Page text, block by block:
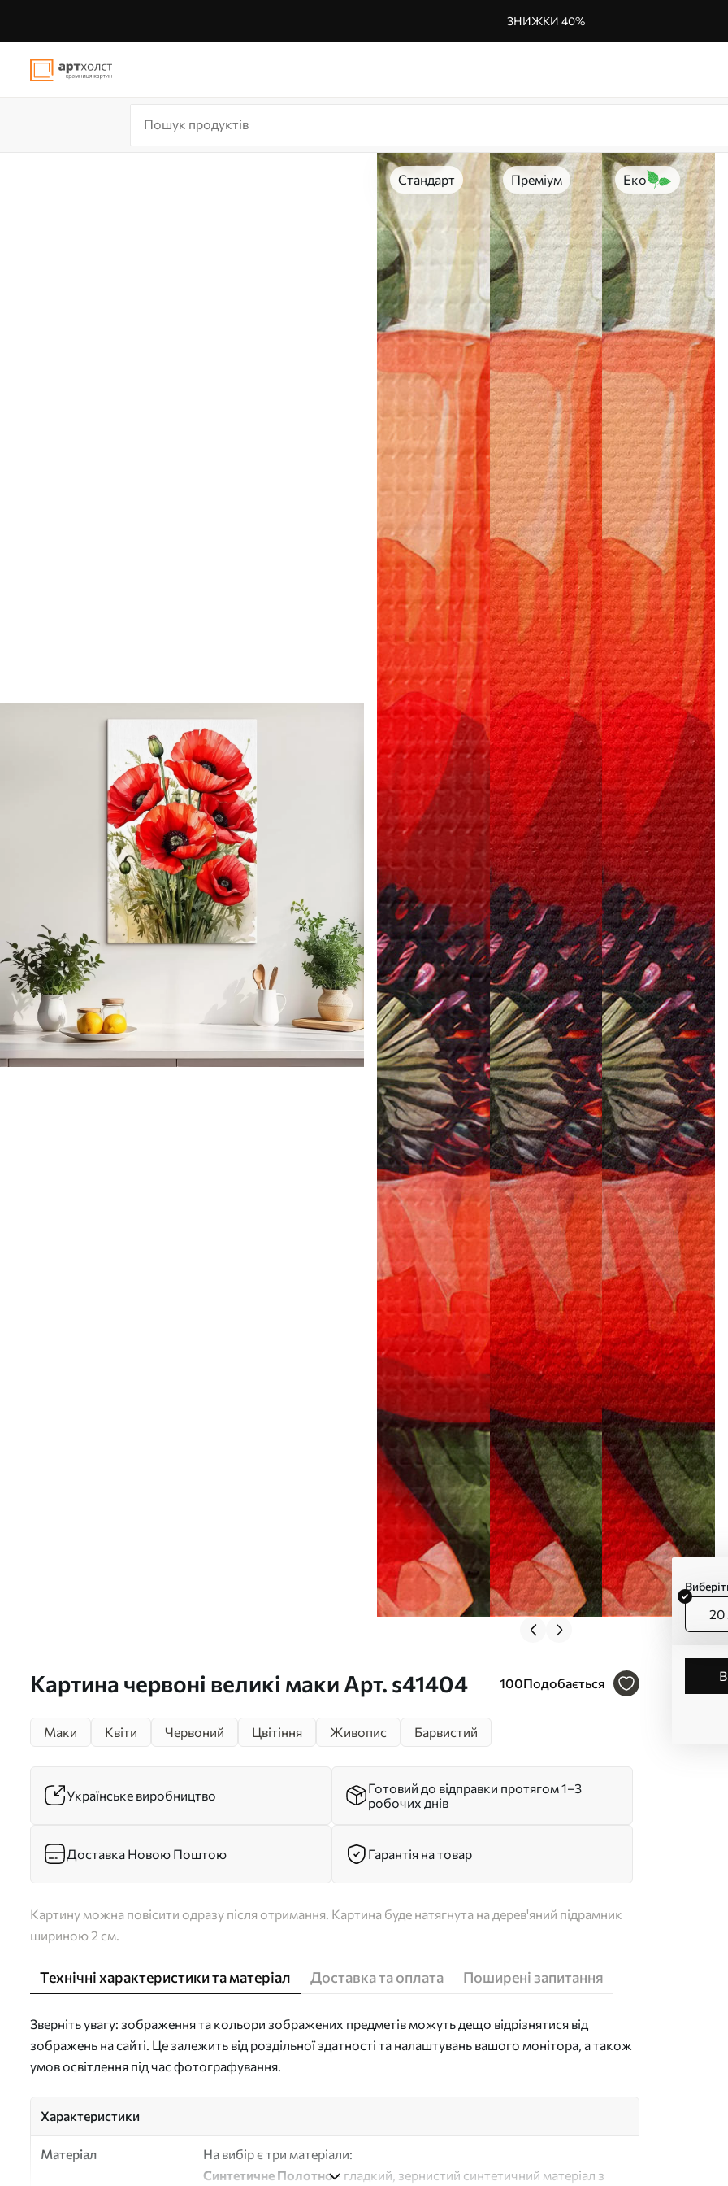
ЗНИЖКИ 40%
Стандарт Преміум Еко
Картина червоні великі маки Арт. s41404 100Подобається
20
Маки Квіти Червоний Цвітіння Живопис Барвистий
Українське виробництво
Готовий до відправки протягом 1–3
робочих днів
Доставка Новою Поштою Гарантія на товар
Картину можна повісити одразу після отримання. Картина буде натягнута на дерев'яний підрамник
шириною 2 см.
Технічні характеристики та матеріал Доставка та оплата Поширені запитання
Зверніть увагу: зображення та кольори зображених предметів можуть дещо відрізнятися від
зображень на сайті. Це залежить від роздільної здатності та налаштувань вашого монітора, а також
умов освітлення під час фотографування.
Характеристики
Матеріал
На вибір є три матеріали:
Синтетичне Полотно- гладкий, зернистий синтетичний матеріал з